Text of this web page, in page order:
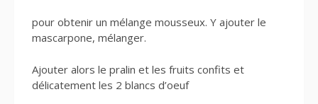
pour obtenir un mélange mousseux. Y ajouter le
mascarpone, mélanger.
Ajouter alors le pralin et les fruits confits et
délicatement les 2 blancs d’oeuf